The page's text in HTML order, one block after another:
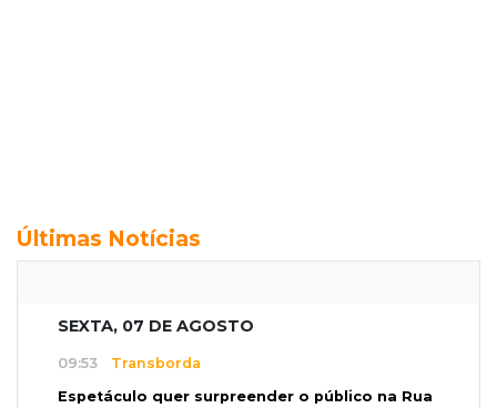
Últimas Notícias
SEXTA, 07 DE AGOSTO
09:53 Transborda
Espetáculo quer surpreender o público na Rua